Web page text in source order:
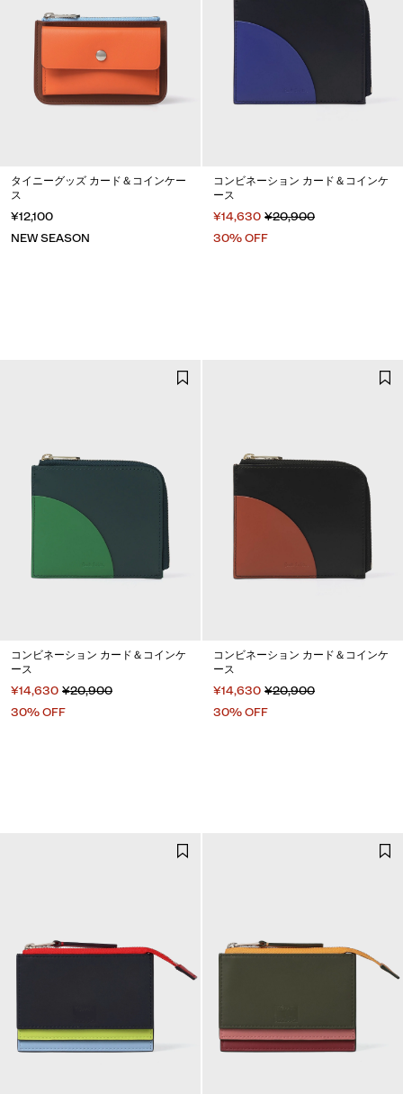
タイニーグッズ カード＆コインケー
ス
¥12,100
NEW SEASON
コンビネーション カード＆コインケ
ース
¥14,630 ¥20,900
30% OFF
コンビネーション カード＆コインケ
ース
¥14,630 ¥20,900
30% OFF
コンビネーション カード＆コインケ
ース
¥14,630 ¥20,900
30% OFF